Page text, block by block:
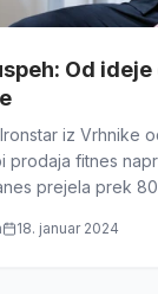
Od
iz Vrhnike
prodaja fitnes
prejela prek
18. januar 2024